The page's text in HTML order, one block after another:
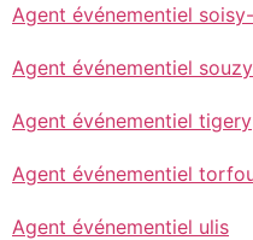
Agent événementiel
Agent événementiel
Agent événementiel tigery
Agent événementiel
Agent événementiel ulis